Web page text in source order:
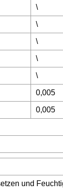
\
\
\
\
\
0,005
0,005
und